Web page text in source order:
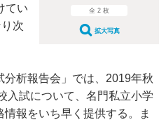
全 2 枚
拡大写真
てい
次
析報告会」では、2019年秋
入試について、名門私立小学
報をいち早く提供する。ま